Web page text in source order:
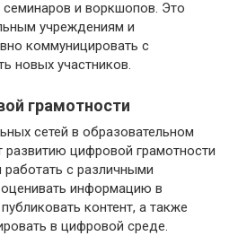
и воркшопов. Это
учреждениям и
коммуницировать с
новых участников.
грамотности
сетей в образовательном
развитию цифровой грамотности
работать с различными
информацию в
контент, а также
в цифровой среде.